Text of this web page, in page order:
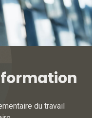
du travail